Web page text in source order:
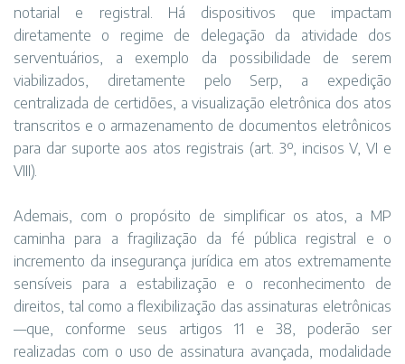
notarial e registral. Há dispositivos que impactam
diretamente o regime de delegação da atividade dos
serventuários, a exemplo da possibilidade de serem
viabilizados, diretamente pelo Serp, a expedição
centralizada de certidões, a visualização eletrônica dos atos
transcritos e o armazenamento de documentos eletrônicos
para dar suporte aos atos registrais (art. 3º, incisos V, VI e
VIII).
Ademais, com o propósito de simplificar os atos, a MP
caminha para a fragilização da fé pública registral e o
incremento da insegurança jurídica em atos extremamente
sensíveis para a estabilização e o reconhecimento de
direitos, tal como a flexibilização das assinaturas eletrônicas
—que, conforme seus artigos 11 e 38, poderão ser
realizadas com o uso de assinatura avançada, modalidade